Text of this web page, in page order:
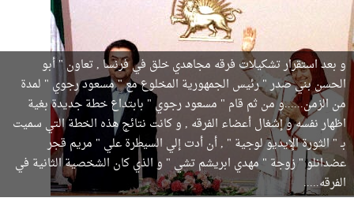
و بعد استقرار تشكيلات فرقه مجاهدي خلق في فرنسا , تعاون " أبو
الحسن بني صدر " رئيس الجمهورية المخلوع مع " مسعود رجوي " لمدة
من الزمن......و من ثم قام " مسعود رجوي " بابتداع خطة جديدة بغية
اظهار نفسه و إشغال أعضاء الفرقه , و كانت نتائج هذه الخطة التي سميت
بـ " الثورة الإيديو لوجية " , أن أدت إلي السيطرة علي " مريم قجر
عضدانلو " زوجة " مهدي ابريشم تشي " و الذي كان الشخصية الثانية في
الفرقه.....